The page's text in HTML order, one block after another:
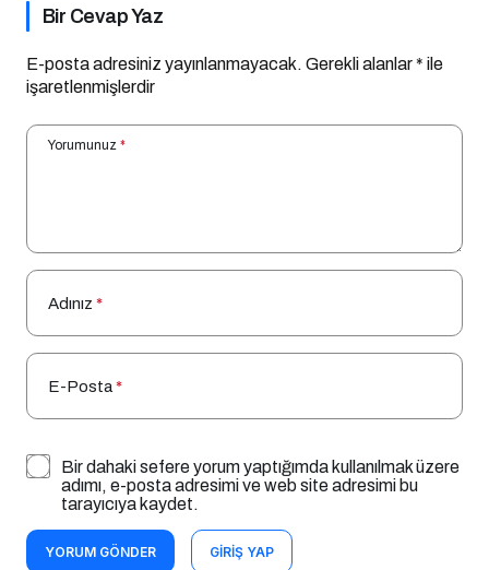
Bir Cevap Yaz
E-posta adresiniz yayınlanmayacak. Gerekli alanlar* ile
işaretlenmişlerdir
Yorumunuz *
Adınız *
E-Posta*
Bir dahaki sefere yorum yaptığımda kullanılmak üzere
adımı, e-posta adresimi ve web site adresimi bu
tarayıcıya kaydet.
YORUM GÖNDER GIRIŞ YAP